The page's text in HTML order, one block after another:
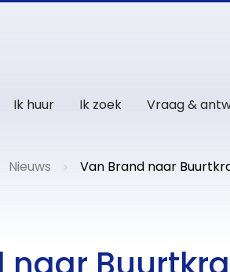
Ik huur Ik zoek Vraag &
Nieuws > Van Brand naar